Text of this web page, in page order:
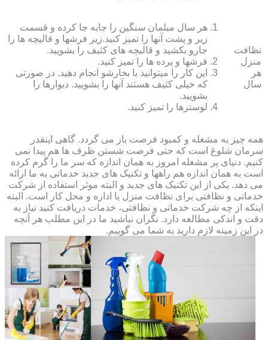
نظافت
منزل
هر
سال
هر سال مبلمان سنگین را جابه جا کرده و قسمت
زیر و پشت آنها را تمیز کنید.زیر فرش‏ها و قالیچه‏ ها را
جارو بکشید و قالیچه‏ های کثیف را بشویید.
فرش‏ها و پرده ‏ها را تمیز کنید.
این کار را می‏توانید با بخارشو انجام دهید. در صورتی
که خیلی کثیف هستند آنها را بشویید. دیوارها را
بشویید.
لوسترها را تمیز کنید.
همه چیز به مشغله و کمبود فرصت باز می گردد. گاهی اینقدر
سرمان شلوغ است که حتی فرصت شستن ظرف ها هم پیدا نمی
کنیم. دنیای پر مشغله امروز به همان اندازه که سر ما را گرم کرده
است به همان اندازه هم راهها و تکنیک های جدید خدماتی به ما ارائه
می دهد. یکی از این تکنیک های جدید و البته موثر استفاده از شرکت
خدماتی و نظافتی برای نظافت منزل یا اداره و محل کار است. البته
اینکه از چه شرکت خدماتی و نظافتی، خدمات دریافت کنید نیاز به
دقت و اندکی مطالعه دارد. نگران نباشید ما در این مطلب هر آنچه
در این زمینه لازم دارید به شما می گوییم.